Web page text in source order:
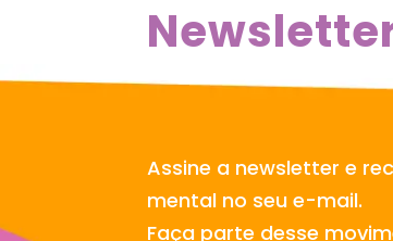
Assine a newsletter e
mental no seu e-mail.
Faça parte desse